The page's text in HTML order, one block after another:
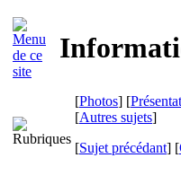
[Photos] [
[Autres sujets]
[Sujet précédant] [